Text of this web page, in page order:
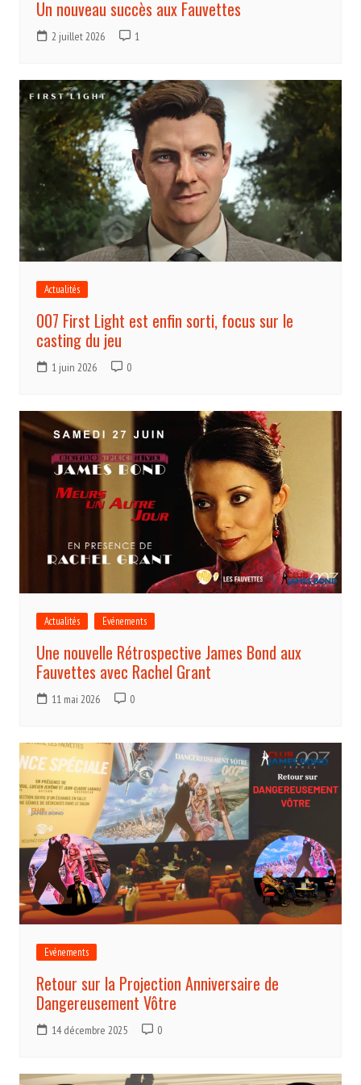
Un nouveau succès aux Fauvettes
2 juillet 2026 1
Actualités
007 First Light est enfin sorti, focus sur le
casting du jeu
1 juin 2026 0
Actualités Evénements
Une nouvelle Rétrospective James Bond aux
Fauvettes avec Rachel Grant
11 mai 2026 0
Evénements
Retour sur la Projection Anniversaire de
Dangereusement Vôtre
14 décembre 2025 0